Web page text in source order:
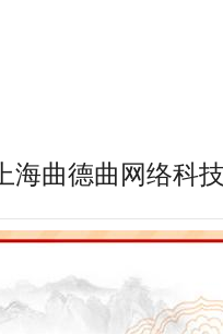
曲德曲网络科